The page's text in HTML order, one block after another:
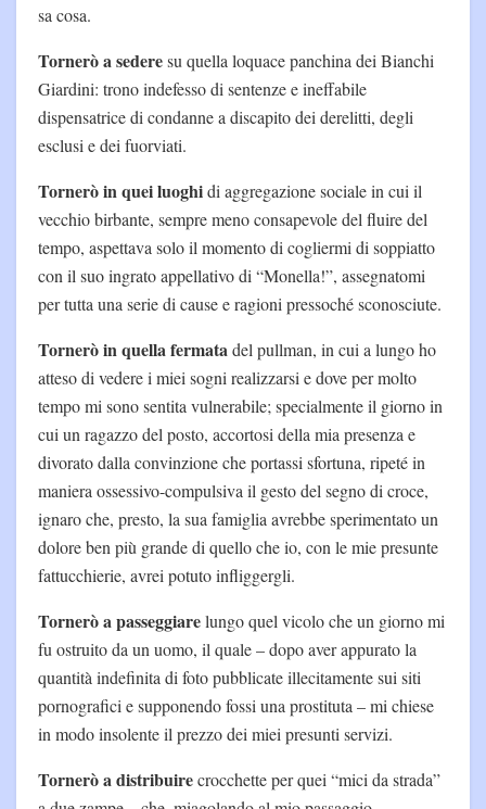
sa cosa.
Tornerò a sederesu quella loquace panchina dei Bianchi
Giardini: trono indefesso di sentenze e ineffabile
dispensatrice di condanne a discapito dei derelitti, degli
esclusi e dei fuorviati.
Tornerò in quei luoghidi aggregazione sociale in cui il
vecchio birbante, sempre meno consapevole del fluire del
tempo, aspettava solo il momento di cogliermi di soppiatto
con il suo ingrato appellativo di “Monella!”, assegnatomi
per tutta una serie di cause e ragioni pressoché sconosciute.
Tornerò in quella fermatadel pullman, in cui a lungo ho
atteso di vedere i miei sogni realizzarsi e dove per molto
tempo mi sono sentita vulnerabile; specialmente il giorno in
cui un ragazzo del posto, accortosi della mia presenza e
divorato dalla convinzione che portassi sfortuna, ripeté in
maniera ossessivo-compulsiva il gesto del segno di croce,
ignaro che, presto, la sua famiglia avrebbe sperimentato un
dolore ben più grande di quello che io, con le mie presunte
fattucchierie, avrei potuto infliggergli.
Tornerò a passeggiarelungo quel vicolo che un giorno mi
fu ostruito da un uomo, il quale – dopo aver appurato la
quantità indefinita di foto pubblicate illecitamente sui siti
pornografici e supponendo fossi una prostituta – mi chiese
in modo insolente il prezzo dei miei presunti servizi.
Tornerò a distribuirecrocchette per quei “mici da strada”